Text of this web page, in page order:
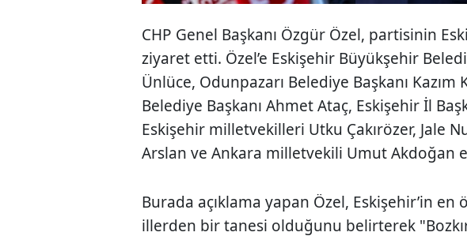
CHP Genel Başkanı Özgür Özel, partisinin
ziyaret etti. Özel’e Eskişehir Büyükşehir
Ünlüce, Odunpazarı Belediye Başkanı Kazım
Belediye Başkanı Ahmet Ataç, Eskişehir İl
Eskişehir milletvekilleri Utku Çakırözer, Jale
Arslan ve Ankara milletvekili Umut Akdoğan
Burada açıklama yapan Özel, Eskişehir’in
illerden bir tanesi olduğunu belirterek